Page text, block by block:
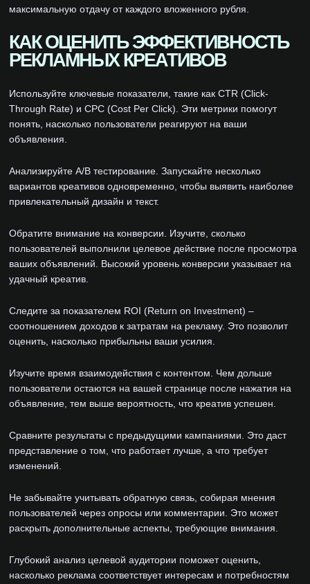
максимальную отдачу от каждого вложенного рубля.
КАК ОЦЕНИТЬ ЭФФЕКТИВНОСТЬ
РЕКЛАМНЫХ КРЕАТИВОВ
Используйте ключевые показатели, такие как CTR (Click-
Through Rate) и CPC (Cost Per Click). Эти метрики помогут
понять, насколько пользователи реагируют на ваши
объявления.
Анализируйте A/B тестирование. Запускайте несколько
вариантов креативов одновременно, чтобы выявить наиболее
привлекательный дизайн и текст.
Обратите внимание на конверсии. Изучите, сколько
пользователей выполнили целевое действие после просмотра
ваших объявлений. Высокий уровень конверсии указывает на
удачный креатив.
Следите за показателем ROI (Return on Investment) –
соотношением доходов к затратам на рекламу. Это позволит
оценить, насколько прибыльны ваши усилия.
Изучите время взаимодействия с контентом. Чем дольше
пользователи остаются на вашей странице после нажатия на
объявление, тем выше вероятность, что креатив успешен.
Сравните результаты с предыдущими кампаниями. Это даст
представление о том, что работает лучше, а что требует
изменений.
Не забывайте учитывать обратную связь, собирая мнения
пользователей через опросы или комментарии. Это может
раскрыть дополнительные аспекты, требующие внимания.
Глубокий анализ целевой аудитории поможет оценить,
насколько реклама соответствует интересам и потребностям